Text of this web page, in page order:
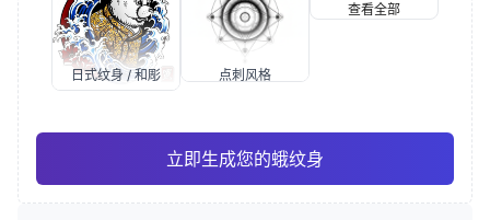
日式纹身 / 和彫 点刺风格
查看全部
立即生成您的蛾纹身